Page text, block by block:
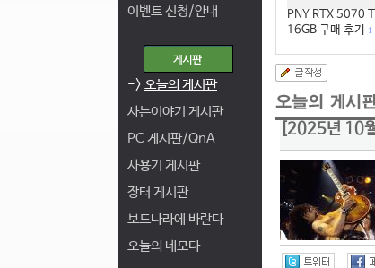
이벤트 신청/안내
-> 오늘의 게시판
사는이야기 게시판
PC 게시판/QnA
사용기 게시판
장터 게시판
보드나라에 바란다
오늘의 네모다
PNY RTX 5070
16GB 구매 후기
1
[2025년 10